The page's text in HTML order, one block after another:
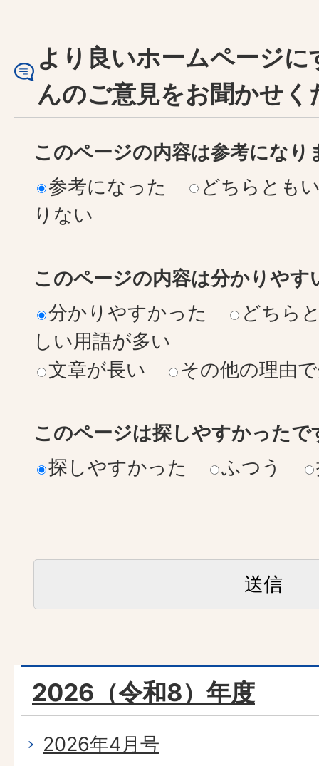
より良いホームページ
んのご意見をお聞かせく
このページの内容は参考になり
参考になった
どちらとも
りない
このページの内容は分かりやす
分かりやすかった
どちら
しい用語が多い
文章が長い
その他の理由
このページは探しやすかったで
探しやすかった
ふつう
2026（令和8）年度
2026年4月号